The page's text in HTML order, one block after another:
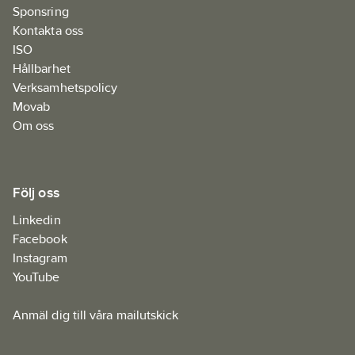
- Enkelt att se
när
- Låst
dispenser
Sponsring
Kontakta oss
ISO
Hållbarhet
Verksamhetspolicy
Movab
Om oss
Följ oss
Linkedin
Facebook
Instagram
YouTube
Anmäl dig till våra mailutskick